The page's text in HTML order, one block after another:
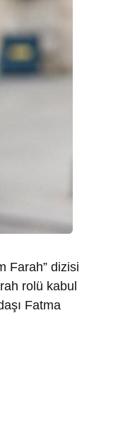
Farah” dizisi
rolü kabul
Fatma